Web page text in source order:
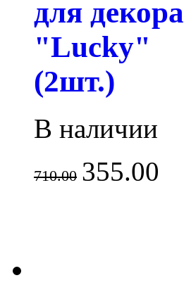
для декора
"Lucky"
(2шт.)
В наличии
710.00 355.00